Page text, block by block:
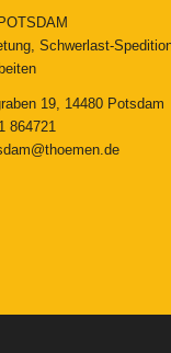
Schwerlast-
19, 14480 Potsdam
864721